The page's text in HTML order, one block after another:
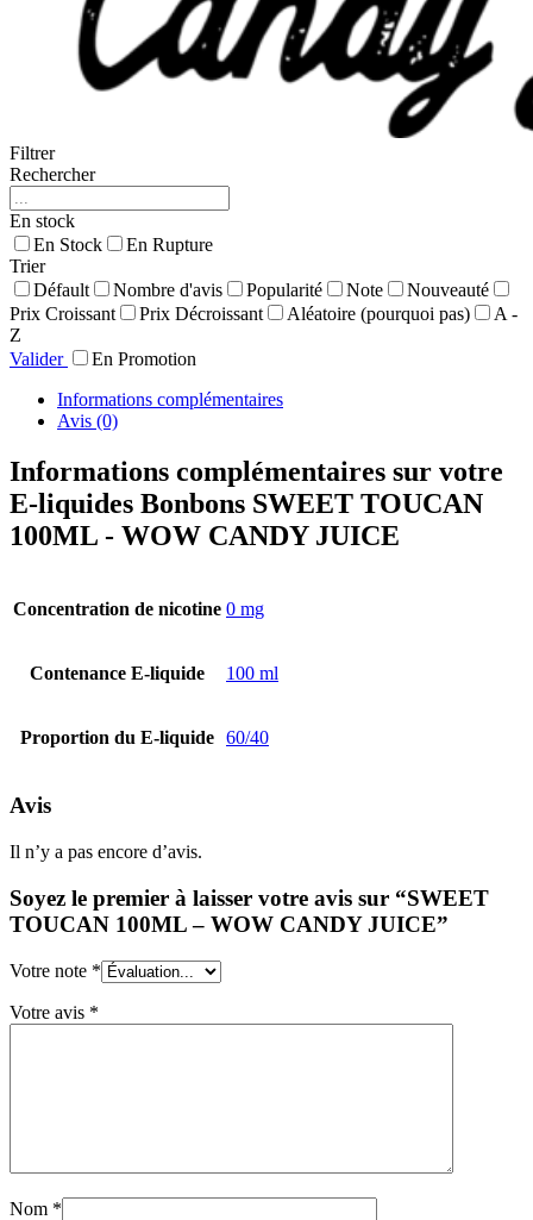
Filtrer
Rechercher
En stock
En Stock
En Rupture
Trier
Défault
Nombre d'avis Popularité Note
Nouveauté
Prix Croissant
Prix Décroissant Aléatoire (pourquoi pas)
A -
Z
Valider
En Promotion
Informations complémentaires
Avis (0)
Informations complémentaires sur votre
E-liquides Bonbons SWEET TOUCAN
100ML - WOW CANDY JUICE
Concentration de nicotine 0 mg
Contenance E-liquide 100 ml
Proportion du E-liquide 60/40
Avis
Il n’y a pas encore d’avis.
Soyez le premier à laisser votre avis sur “SWEET
TOUCAN 100ML – WOW CANDY JUICE”
Votre note *
Votre avis *
Nom *